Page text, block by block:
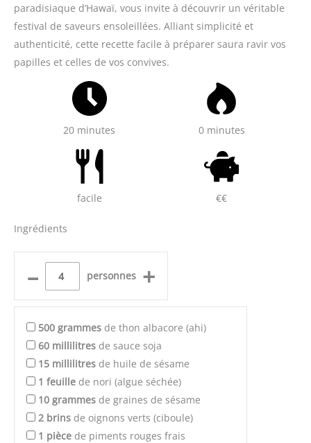
paradisiaque d’Hawaï, vous invite à découvrir un véritable
festival de saveurs ensoleillées. Alliant simplicité et
authenticité, cette recette facile à préparer saura ravir vos
papilles et celles de vos convives.
20 minutes 0 minutes
facile €€
Ingrédients
– personnes +
500 grammes de thon albacore (ahi)
60 millilitres de sauce soja
15 millilitres de huile de sésame
1 feuille de nori (algue séchée)
10 grammes de graines de sésame
2 brins de oignons verts (ciboule)
1 pièce de piments rouges frais